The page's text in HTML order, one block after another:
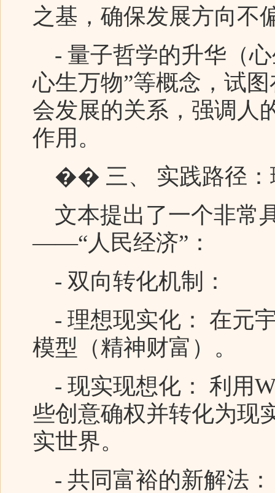
之基，确保发展方向不
- 量子哲学的升华（
心生万物”等概念，试
会发展的关系，强调人
作用。
�� 三、 实践路径：
文本提出了一个非常
——“人民经济”：
- 双向转化机制：
- 理想现实化： 在元
模型（精神财富）。
- 现实现想化： 利用
些创意确权并转化为现
实世界。
- 共同富裕的新解法：